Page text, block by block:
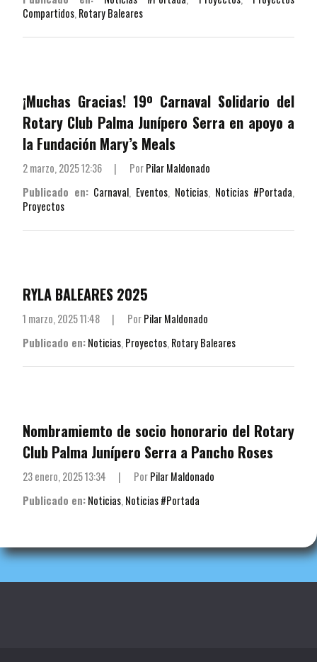
Compartidos, Rotary Baleares
¡Muchas Gracias! 19º Carnaval Solidario del
Rotary Club Palma Junípero Serra en apoyo a
la Fundación Mary’s Meals
2 marzo, 2025 12:36 | PorPilar Maldonado
Publicado en: Carnaval, Eventos, Noticias, Noticias #Portada,
Proyectos
RYLA BALEARES 2025
1 marzo, 2025 11:48 | PorPilar Maldonado
Publicado en:Noticias,Proyectos,Rotary Baleares
Nombramiemto de socio honorario del Rotary
Club Palma Junípero Serra a Pancho Roses
23 enero, 2025 13:34 | PorPilar Maldonado
Publicado en:Noticias,Noticias #Portada